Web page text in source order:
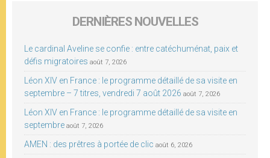
DERNIÈRES NOUVELLES
Le cardinal Aveline se confie : entre catéchuménat, paix et
défis migratoires août 7, 2026
Léon XIV en France : le programme détaillé de sa visite en
septembre – 7 titres, vendredi 7 août 2026 août 7, 2026
Léon XIV en France : le programme détaillé de sa visite en
septembre août 7, 2026
AMEN : des prêtres à portée de clic août 6, 2026